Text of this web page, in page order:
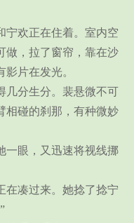
欢正在住着。室内空
做，拉了窗帘，靠在沙
片在发光。
分生分。裴悬微不可
相碰的刹那，有种微妙
眼，又迅速将视线挪
凑过来。她捻了捻宁